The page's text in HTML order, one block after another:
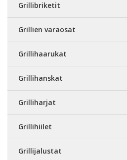
Grillibriketit
Grillien varaosat
Grillihaarukat
Grillihanskat
Grilliharjat
Grillihiilet
Grillijalustat